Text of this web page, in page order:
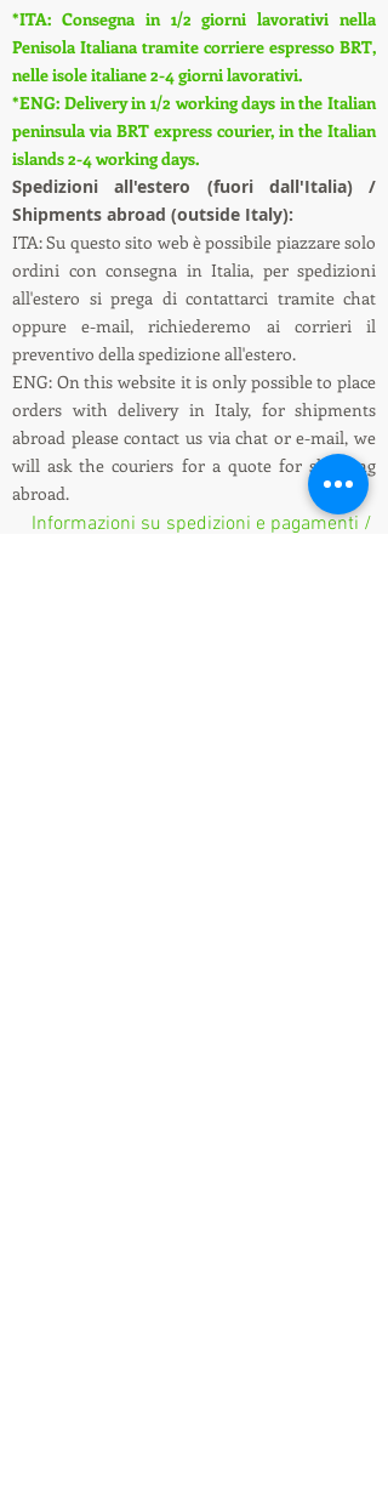
*ITA: Consegna in 1/2 giorni lavorativi nella
Penisola Italiana tramite corriere espresso BRT,
nelle isole italiane 2-4 giorni lavorativi.
*ENG: Delivery in 1/2 working days in the Italian
peninsula via BRT express courier, in the Italian
islands 2-4 working days.
Spedizioni all'estero (fuori dall'Italia) /
Shipments abroad (outside Italy):
ITA: Su questo sito web è possibile piazzare solo
ordini con consegna in Italia, per spedizioni
all'estero si prega di contattarci tramite chat
oppure e-mail, richiederemo ai corrieri il
preventivo della spedizione all'estero.
ENG: On this website it is only possible to place
orders with delivery in Italy, for shipments
abroad please contact us via chat or e-mail, we
will ask the couriers for a quote for shipping
abroad.
Informazioni su spedizioni e pagamenti /